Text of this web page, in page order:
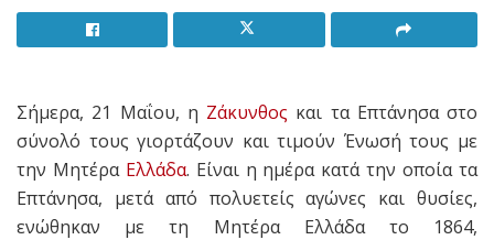
Σήμερα, 21 Μαΐου, η Ζάκυνθος και τα Επτάνησα στο
σύνολό τους γιορτάζουν και τιμούν Ένωσή τους με
την Μητέρα Ελλάδα. Είναι η ημέρα κατά την οποία τα
Επτάνησα, μετά από πολυετείς αγώνες και θυσίες,
ενώθηκαν με τη Μητέρα Ελλάδα το 1864,